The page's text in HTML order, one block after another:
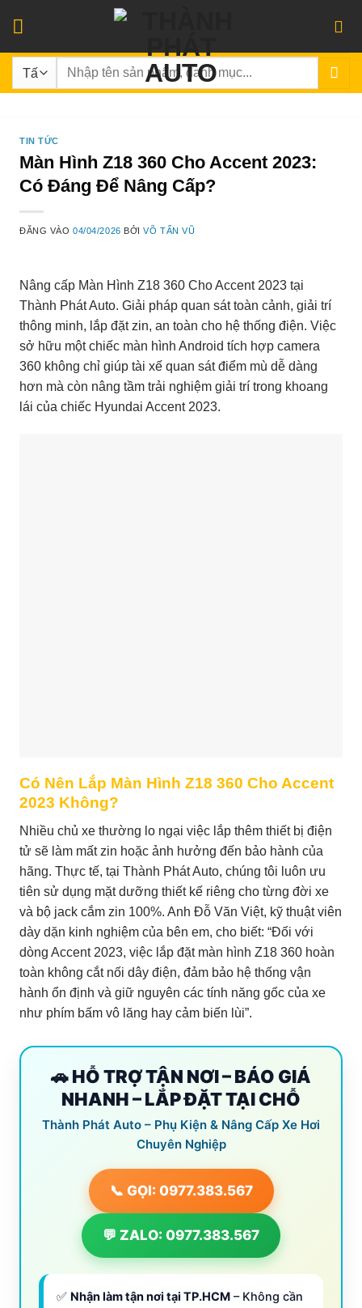
qua
nội
dung
Tìm
TIN TỨC
Màn Hình Z18 360 Cho Accent 2023:
Có Đáng Để Nâng Cấp?
ĐĂNG VÀO04/04/2026 BỞIVÕ TẤN VŨ
Nâng cấp Màn Hình Z18 360 Cho Accent 2023 tại
Thành Phát Auto. Giải pháp quan sát toàn cảnh, giải trí
thông minh, lắp đặt zin, an toàn cho hệ thống điện. Việc
sở hữu một chiếc màn hình Android tích hợp camera
360 không chỉ giúp tài xế quan sát điểm mù dễ dàng
hơn mà còn nâng tầm trải nghiệm giải trí trong khoang
lái của chiếc Hyundai Accent 2023.
Có Nên Lắp Màn Hình Z18 360 Cho Accent
2023 Không?
Nhiều chủ xe thường lo ngại việc lắp thêm thiết bị điện
tử sẽ làm mất zin hoặc ảnh hưởng đến bảo hành của
hãng. Thực tế, tại Thành Phát Auto, chúng tôi luôn ưu
tiên sử dụng mặt dưỡng thiết kế riêng cho từng đời xe
và bộ jack cắm zin 100%. Anh Đỗ Văn Việt, kỹ thuật viên
dày dặn kinh nghiệm của bên em, cho biết: “Đối với
dòng Accent 2023, việc lắp đặt màn hình Z18 360 hoàn
toàn không cắt nối dây điện, đảm bảo hệ thống vận
hành ổn định và giữ nguyên các tính năng gốc của xe
như phím bấm vô lăng hay cảm biến lùi”.
🚗 HỖ TRỢ TẬN NƠI – BÁO GIÁ
NHANH – LẮP ĐẶT TẠI CHỖ
Thành Phát Auto – Phụ Kiện & Nâng Cấp Xe Hơi
Chuyên Nghiệp
📞 GỌI: 0977.383.567
💬 ZALO: 0977.383.567
✅ Nhận làm tận nơi tại TP.HCM – Không cần